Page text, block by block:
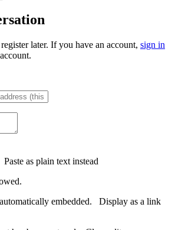
later. If you have an account, sign in
Paste as plain text instead
embedded. Display as a link